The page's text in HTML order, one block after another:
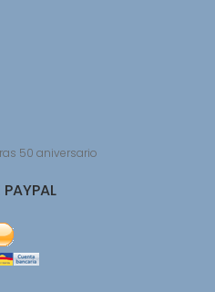
50 aniversario